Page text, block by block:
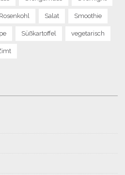
Rosenkohl Salat Smoothie
Süßkartoffel vegetarisch